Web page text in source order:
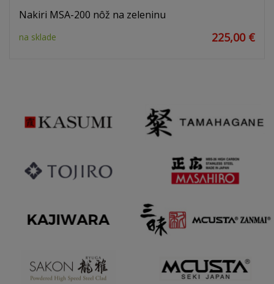
Nakiri MSA-200 nôž na zeleninu
na sklade 225,00 €